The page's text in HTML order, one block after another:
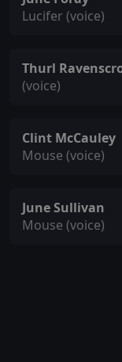
Lucifer (voice)
Thurl
(voice)
Clint McCauley
Mouse (voice)
June Sullivan
Mouse (voice)